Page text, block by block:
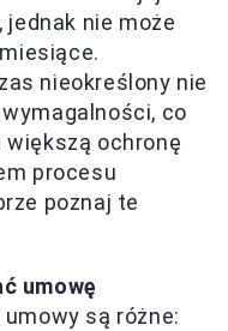
nie może
nieokreślony nie
co
ochronę
procesu
poznaj te
umowę
są różne: